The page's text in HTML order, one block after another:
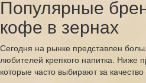
Популярные
кофе в зернах
Сегодня на рынке представлен
любителей крепкого напитка. Ниже
которые часто выбирают за